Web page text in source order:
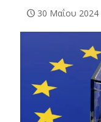
30 Μαΐου 2024